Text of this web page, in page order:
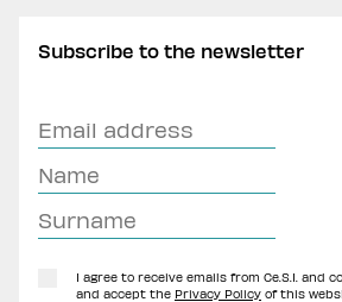
Subscribe to the newsletter
I agree to receive emails from Ce.S.I. and
and accept the Privacy Policy of this